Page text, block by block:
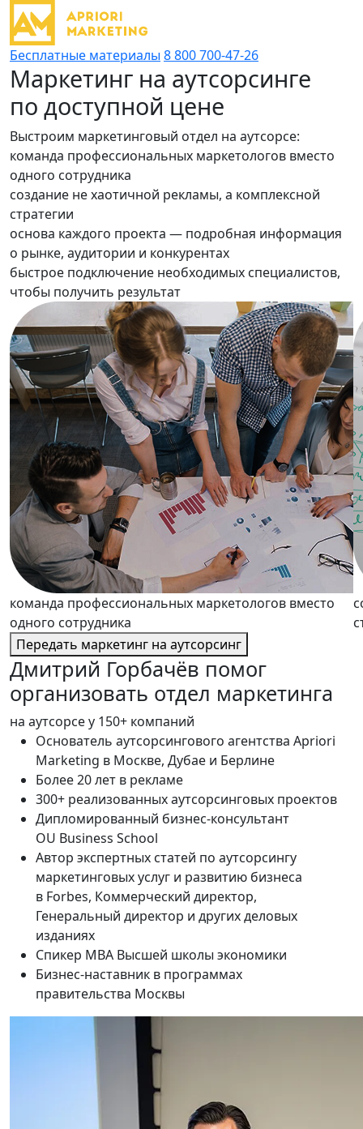
Бесплатные материалы 8 800 700-47-26
Маркетинг на аутсорсинге
по доступной цене
Выстроим маркетинговый отдел на аутсорсе:
команда профессиональных маркетологов вместо
одного сотрудника
создание не хаотичной рекламы, а комплексной
стратегии
основа каждого проекта — подробная информация
о рынке, аудитории и конкурентах
быстрое подключение необходимых специалистов,
чтобы получить результат
команда профессиональных маркетологов вместо
одного сотрудника
Передать маркетинг на аутсорсинг
Дмитрий Горбачёв помог
организовать отдел маркетинга
на аутсорсе у 150+ компаний
Основатель аутсорсингового агентства Apriori
Marketing в Москве, Дубае и Берлине
Более 20 лет в рекламе
300+ реализованных аутсорсинговых проектов
Дипломированный бизнес-консультант
OU Business School
Автор экспертных статей по аутсорсингу
маркетинговых услуг и развитию бизнеса
в Forbes, Коммерческий директор,
Генеральный директор и других деловых
изданиях
Спикер MBA Высшей школы экономики
Бизнес-наставник в программах
правительства Москвы